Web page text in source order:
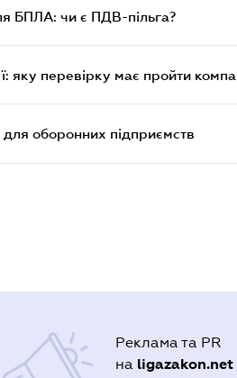
БПЛА: чи є ПДВ-пільга?
яку перевірку має пройти
оборонних підприємств
Реклама та PR
на ligazakon.net